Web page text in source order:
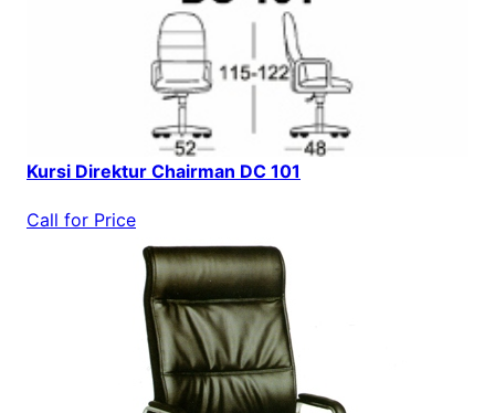
Kursi Direktur Chairman DC 101
Call for Price